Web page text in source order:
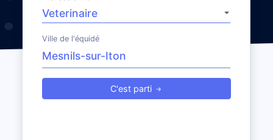
Ville de l'équidé
C'est parti